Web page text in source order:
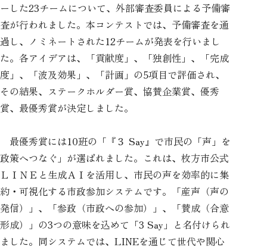
ーした23チームについて、外部審査委員による予備審
査が行われました。本コンテストでは、予備審査を通
過し、ノミネートされた12チームが発表を行いまし
た。各アイデアは、「貢献度」、「独創性」、「完成
度」、「波及効果」、「計画」の5項目で評価され、
その結果、ステークホルダー賞、協賛企業賞、優秀
賞、最優秀賞が決定しました。
最優秀賞には10班の「『３ Say』で市民の「声」を
政策へつなぐ」が選ばれました。これは、枚方市公式
ＬＩＮＥと生成ＡＩを活用し、市民の声を効率的に集
約・可視化する市政参加システムです。「産声（声の
発信）」、「参政（市政への参加）」、「賛成（合意
形成）」の3つの意味を込めて「3 Say」と名付けられ
ました。同システムでは、LINEを通じて世代や関心